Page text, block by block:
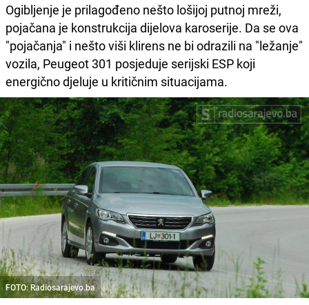
Ogibljenje je prilagođeno nešto lošijoj putnoj mreži,
pojačana je konstrukcija dijelova karoserije. Da se ova
"pojačanja" i nešto viši klirens ne bi odrazili na "ležanje"
vozila, Peugeot 301 posjeduje serijski ESP koji
energično djeluje u kritičnim situacijama.
FOTO: Radiosarajevo.ba